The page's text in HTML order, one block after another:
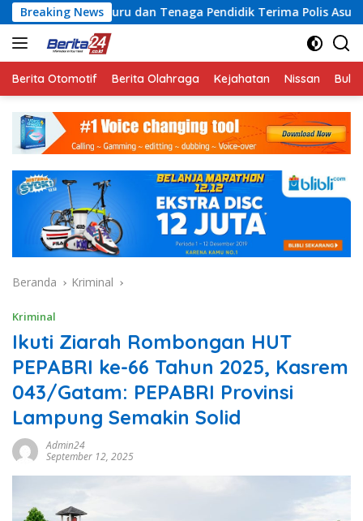
Langsung
ke
konten
Breaking News
dan Tenaga Pendidik Terima Polis Asuransi Jiwa
Berita Otomotif Berita Olahraga Kejahatan Nissan
Beranda Kriminal
Kriminal
Ikuti Ziarah Rombongan HUT
PEPABRI ke-66 Tahun 2025, Kasrem
043/Gatam: PEPABRI Provinsi
Lampung Semakin Solid
Admin24
September 12, 2025